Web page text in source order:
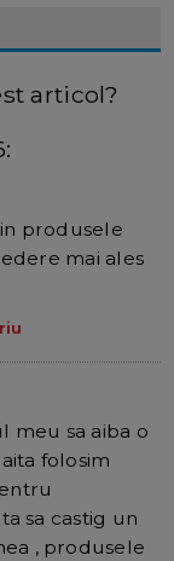
articol?
produsele
mai ales
meu sa aiba o
folosim
sa castig un
, produsele